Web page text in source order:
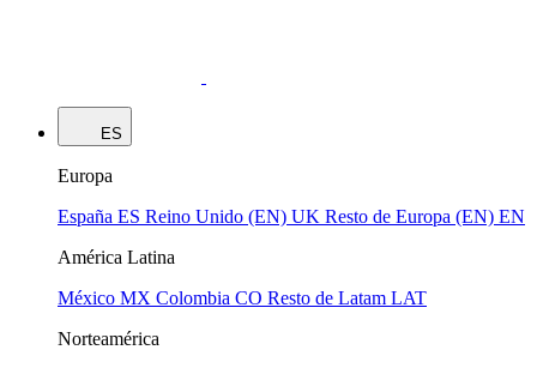
ES
Europa
España ES Reino Unido (EN) UK Resto de Europa (EN) EN
América Latina
México MX Colombia CO Resto de Latam LAT
Norteamérica